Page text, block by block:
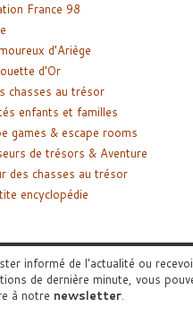
France 98
d’Ariège
d’Or
chasses au trésor
enfants et familles
games & escape rooms
de trésors & Aventure
des chasses au trésor
encyclopédie
informé de l'actualité ou
de dernière minute, vous
à notre newsletter.